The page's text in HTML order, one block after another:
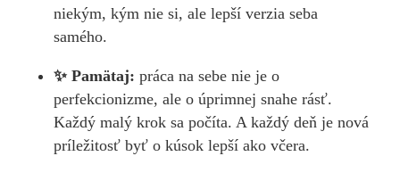
niekým, kým nie si, ale lepší verzia seba
samého.
✨ Pamätaj:práca na sebe nie je o
perfekcionizme, ale o úprimnej snahe rásť.
Každý malý krok sa počíta. A každý deň je nová
príležitosť byť o kúsok lepší ako včera.